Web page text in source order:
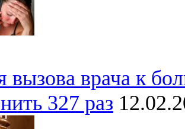
вызова врача к
327 раз